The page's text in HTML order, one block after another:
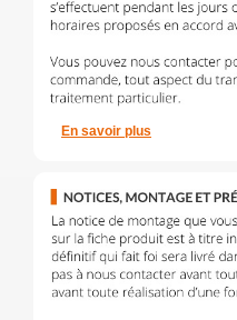
En savoir plus